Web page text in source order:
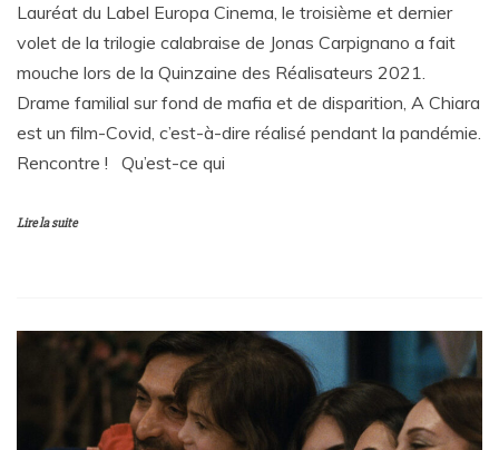
Lauréat du Label Europa Cinema, le troisième et dernier
volet de la trilogie calabraise de Jonas Carpignano a fait
mouche lors de la Quinzaine des Réalisateurs 2021.
Drame familial sur fond de mafia et de disparition, A Chiara
est un film-Covid, c’est-à-dire réalisé pendant la pandémie.
Rencontre ! Qu’est-ce qui
Lire la suite